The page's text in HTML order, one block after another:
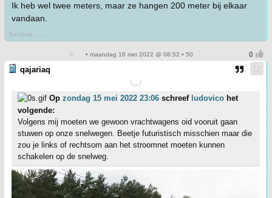
Ik heb wel twee meters, maar ze hangen 200 meter bij elkaar
vandaan.
Tot nooit .......
• maandag 16 mei 2022 @ 08:52 • 50
qajariaq
\__/
Op zondag 15 mei 2022 23:06 schreef ludovico het
volgende:
Volgens mij moeten we gewoon vrachtwagens oid vooruit gaan
stuwen op onze snelwegen. Beetje futuristisch misschien maar die
zou je links of rechtsom aan het stroomnet moeten kunnen
schakelen op de snelweg.